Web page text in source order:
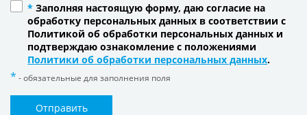
* Заполняя настоящую форму, даю согласие на
обработку персональных данных в соответствии с
Политикой об обработки персональных данных и
подтверждаю ознакомление с положениями
Политики об обработки персональных данных.
- обязательные для заполнения поля
Отправить